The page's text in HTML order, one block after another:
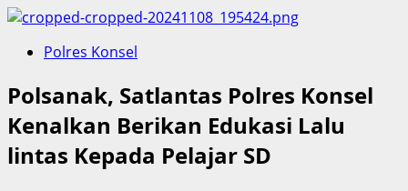
Polres Konsel
Polsanak, Satlantas Polres Konsel
Kenalkan Berikan Edukasi Lalu
lintas Kepada Pelajar SD